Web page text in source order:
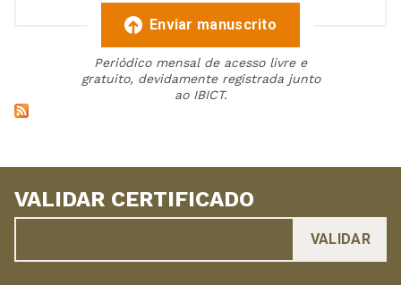
Enviar manuscrito
Periódico mensal de acesso livre e
gratuito, devidamente registrada junto
ao IBICT.
VALIDAR CERTIFICADO